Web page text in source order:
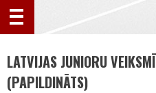
LATVIJAS JUNIORU
(PAPILDINĀTS)